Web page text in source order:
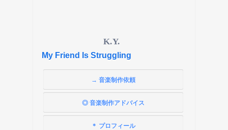
K.Y.
My Friend Is Struggling
→ 音楽制作依頼
◎ 音楽制作アドバイス
＊ プロフィール